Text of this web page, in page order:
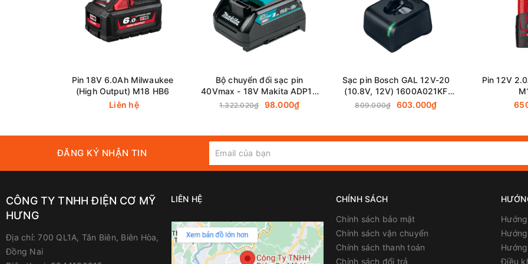
Pin 18V 6.0Ah Milwaukee
(High Output) M18 HB6
Liên hệ
Bộ chuyển đổi sạc pin
40Vmax - 18V Makita ADP10
(191C11-5)
1.322.020₫ 98.000₫
Sạc pin Bosch GAL 12V-20
(10.8V, 12V) 1600A021KF
chính hãng
809.000₫ 603.000₫
Pin 12V
ĐĂNG KÝ NHẬN TIN
CÔNG TY TNHH ĐIỆN CƠ MỸ
HƯNG
Địa chỉ: 700 QL1A, Tân Biên, Biên Hòa,
Đồng Nai
LIÊN HỆ
CHÍNH SÁCH
Chính sách bảo mật
Chính sách vận chuyển
Chính sách thanh toán
Chính sách đổi trả
Điều